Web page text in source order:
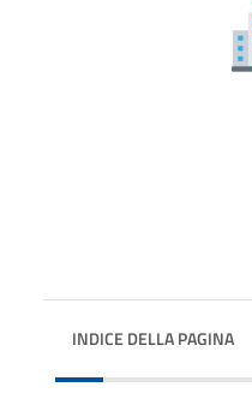
INDICE DELLA PAGINA